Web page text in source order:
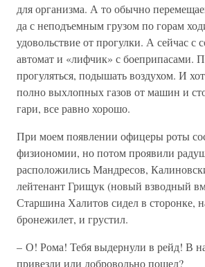
для организма. А то обычно
да с неподъемным грузом по горам
удовольствие от прогулки. А сейчас с
автомат и «лифчик» с боеприпасами.
прогуляться, подышать воздухом. И
полно выхлопных газов от машин и
гари, все равно хорошо.
При моем появлении офицеры роты
физиономии, но потом проявили
расположились Мандресов,
лейтенант Грищук (новый взводный
Старшина Халитов сидел в сторонке,
бронежилет, и грустил.
– О! Рома! Тебя выдернули в рейд! В
привезли или добровольно пошел?